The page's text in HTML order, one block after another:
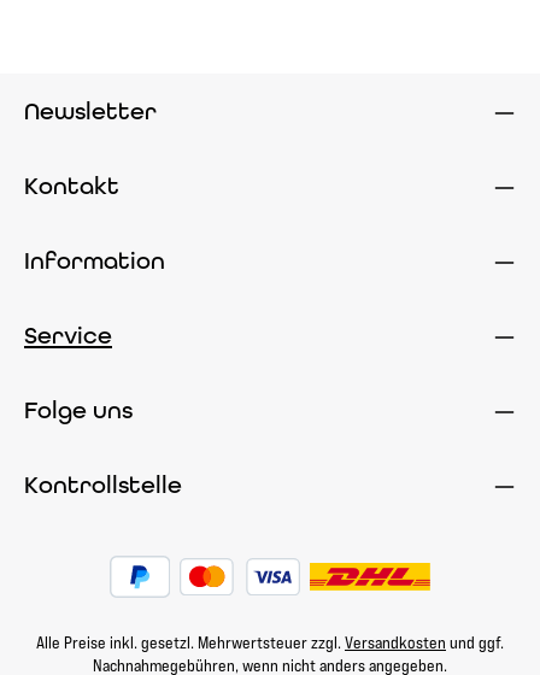
Newsletter
Kontakt
Information
Service
Folge uns
Kontrollstelle
Alle Preise inkl. gesetzl. Mehrwertsteuer zzgl. Versandkosten und ggf.
Nachnahmegebühren, wenn nicht anders angegeben.